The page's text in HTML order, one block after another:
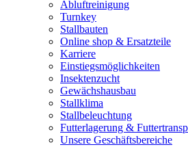
Abluftreinigung
Turnkey
Stallbauten
Online shop & Ersatzteile
Karriere
Einstiegsmöglichkeiten
Insektenzucht
Gewächshausbau
Stallklima
Stallbeleuchtung
Futterlagerung &
Unsere Geschäftsbereiche